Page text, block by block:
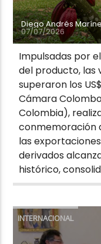
Diego Andrés
07/07/2026
Impulsadas por
del producto, las
superaron los
Cámara
Colombia),
conmemoración
las
derivados
histórico,
INTERNACIONAL